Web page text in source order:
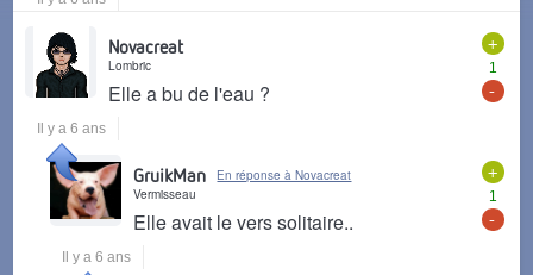
+
1
-
Novacreat
Lombric
Elle a bu de l'eau ?
Il y a 6 ans
+
1
-
GruikMan
En réponse à Novacreat
Vermisseau
Elle avait le vers solitaire..
Il y a 6 ans